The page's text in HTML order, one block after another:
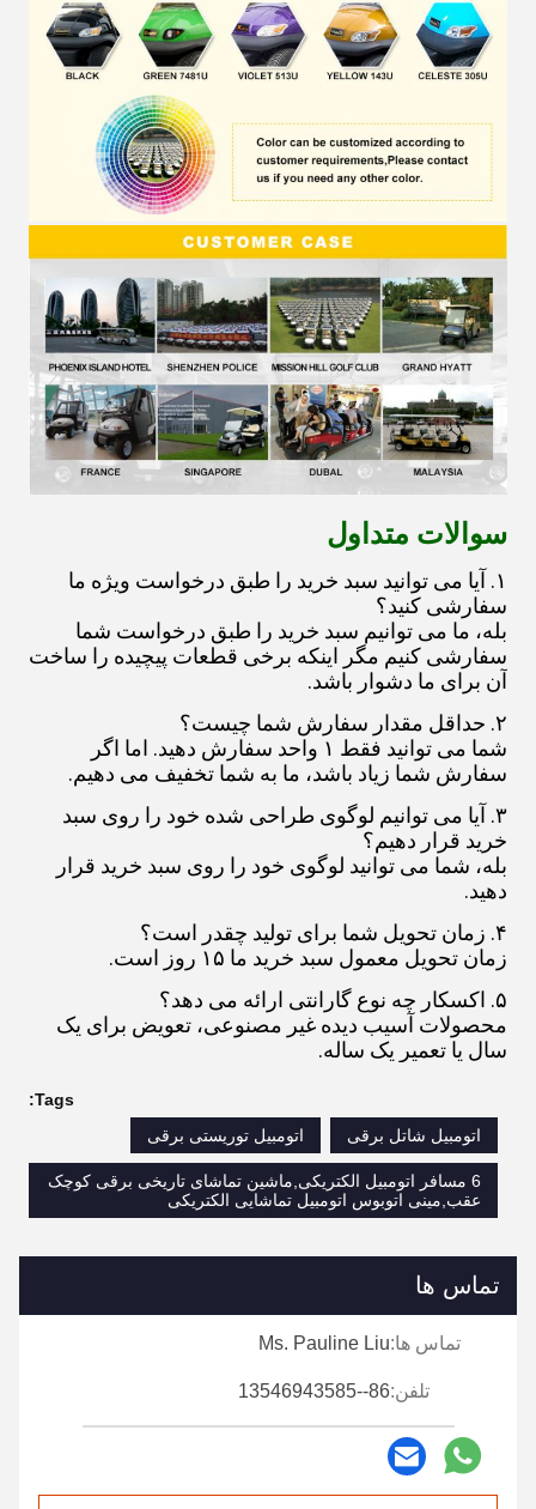
سوالات متداول
۱. آیا می توانید سبد خرید را طبق درخواست ویژه ما
سفارشی کنید؟
بله، ما می توانیم سبد خرید را طبق درخواست شما
سفارشی کنیم مگر اینکه برخی قطعات پیچیده را ساخت
آن برای ما دشوار باشد.
۲. حداقل مقدار سفارش شما چیست؟
شما می توانید فقط ۱ واحد سفارش دهید. اما اگر
سفارش شما زیاد باشد، ما به شما تخفیف می دهیم.
۳. آیا می توانیم لوگوی طراحی شده خود را روی سبد
خرید قرار دهیم؟
بله، شما می توانید لوگوی خود را روی سبد خرید قرار
دهید.
۴. زمان تحویل شما برای تولید چقدر است؟
زمان تحویل معمول سبد خرید ما ۱۵ روز است.
۵. اکسکار چه نوع گارانتی ارائه می دهد؟
محصولات آسیب دیده غیر مصنوعی، تعویض برای یک
سال یا تعمیر یک ساله.
Tags:
اتومبیل شاتل برقی
اتومبیل توریستی برقی
6 مسافر اتومبیل الکتریکی,ماشین تماشای تاریخی برقی کوچک
عقب,مینی اتوبوس اتومبیل تماشایی الکتریکی
تماس ها
تماس ها:Ms. Pauline Liu
تلفن:86--13546943585